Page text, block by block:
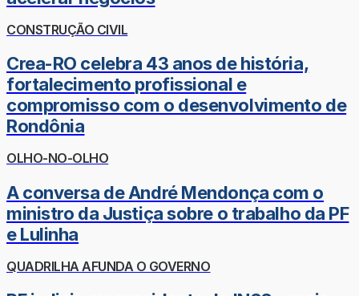
CONSTRUÇÃO CIVIL
Crea-RO celebra 43 anos de história,
fortalecimento profissional e
compromisso com o desenvolvimento de
Rondônia
OLHO-NO-OLHO
A conversa de André Mendonça com o
ministro da Justiça sobre o trabalho da PF
e Lulinha
QUADRILHA AFUNDA O GOVERNO